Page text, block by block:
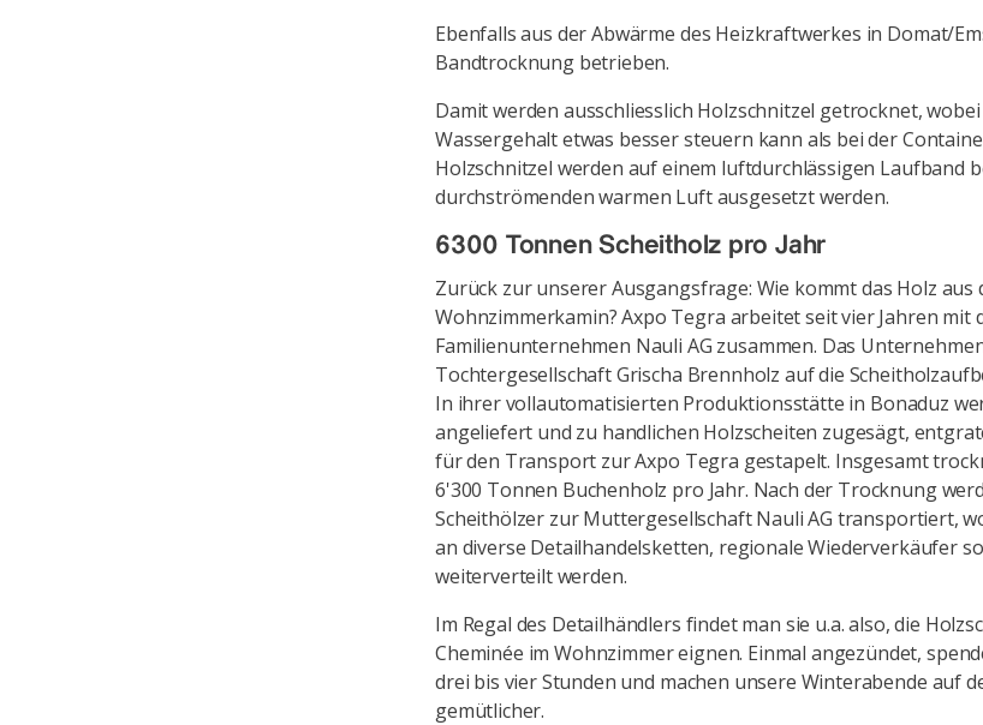
Ebenfalls aus der Abwärme des Heizkraftwerkes in Domat/
Bandtrocknung betrieben.
Damit werden ausschliesslich Holzschnitzel getrocknet,
Wassergehalt etwas besser steuern kann als bei der
Holzschnitzel werden auf einem luftdurchlässigen Laufband
durchströmenden warmen Luft ausgesetzt werden.
6300 Tonnen Scheitholz pro Jahr
Zurück zur unserer Ausgangsfrage: Wie kommt das Holz aus
Wohnzimmerkamin? Axpo Tegra arbeitet seit vier Jahren mit
Familienunternehmen Nauli AG zusammen. Das
Tochtergesellschaft Grischa Brennholz auf die
In ihrer vollautomatisierten Produktionsstätte in Bonaduz
angeliefert und zu handlichen Holzscheiten zugesägt,
für den Transport zur Axpo Tegra gestapelt. Insgesamt
6'300 Tonnen Buchenholz pro Jahr. Nach der Trocknung
Scheithölzer zur Muttergesellschaft Nauli AG transportiert,
an diverse Detailhandelsketten, regionale Wiederverkäufer
weiterverteilt werden.
Im Regal des Detailhändlers findet man sie u.a. also, die
Cheminée im Wohnzimmer eignen. Einmal angezündet,
drei bis vier Stunden und machen unsere Winterabende auf
gemütlicher.